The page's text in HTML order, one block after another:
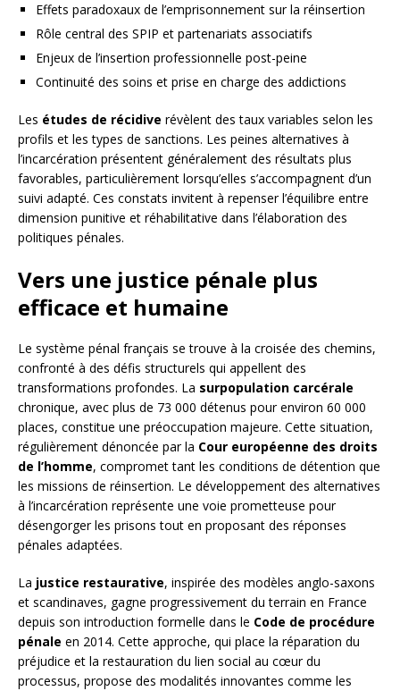
Effets paradoxaux de l’emprisonnement sur la réinsertion
Rôle central des SPIP et partenariats associatifs
Enjeux de l’insertion professionnelle post-peine
Continuité des soins et prise en charge des addictions
Les études de récidive révèlent des taux variables selon les
profils et les types de sanctions. Les peines alternatives à
l’incarcération présentent généralement des résultats plus
favorables, particulièrement lorsqu’elles s’accompagnent d’un
suivi adapté. Ces constats invitent à repenser l’équilibre entre
dimension punitive et réhabilitative dans l’élaboration des
politiques pénales.
Vers une justice pénale plus
efficace et humaine
Le système pénal français se trouve à la croisée des chemins,
confronté à des défis structurels qui appellent des
transformations profondes. La surpopulation carcérale
chronique, avec plus de 73 000 détenus pour environ 60 000
places, constitue une préoccupation majeure. Cette situation,
régulièrement dénoncée par la Cour européenne des droits
de l’homme, compromet tant les conditions de détention que
les missions de réinsertion. Le développement des alternatives
à l’incarcération représente une voie prometteuse pour
désengorger les prisons tout en proposant des réponses
pénales adaptées.
La justice restaurative, inspirée des modèles anglo-saxons
et scandinaves, gagne progressivement du terrain en France
depuis son introduction formelle dans le Code de procédure
pénale en 2014. Cette approche, qui place la réparation du
préjudice et la restauration du lien social au cœur du
processus, propose des modalités innovantes comme les